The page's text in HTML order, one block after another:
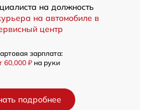
на должность
на автомобиле в
центр
зарплата:
60,000 ₽ на руки
подробнее